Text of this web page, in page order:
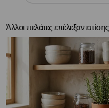
Άλλοι πελάτες επέλεξαν επίσης